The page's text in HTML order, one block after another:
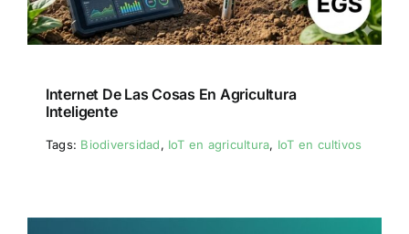
Internet De Las Cosas En Agricultura
Inteligente
Tags: Biodiversidad, IoT en agricultura, IoT en cultivos